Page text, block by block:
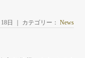
18日 ｜ カテゴリー：News